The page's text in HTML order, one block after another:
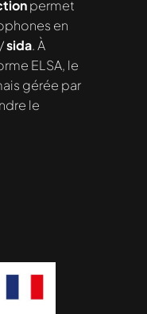
permet
en
/sida. À
ELSA, le
gérée par
le